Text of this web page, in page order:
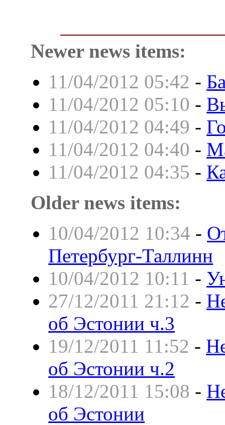
Newer news items:
11/04/2012 05:42 -
11/04/2012 05:10 -
11/04/2012 04:49 -
11/04/2012 04:40 -
11/04/2012 04:35 -
Older news items:
10/04/2012 10:34 -
Петербург-Таллинн
10/04/2012 10:11 -
27/12/2011 21:12 -
об Эстонии ч.3
19/12/2011 11:52 -
об Эстонии ч.2
18/12/2011 15:08 -
об Эстонии